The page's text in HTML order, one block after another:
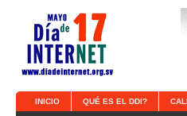
INICIO QUÉ ES EL DDI?